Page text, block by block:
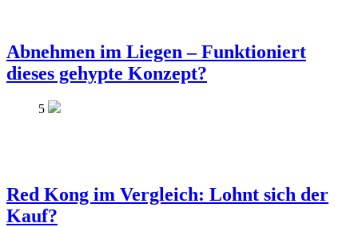
Abnehmen im Liegen – Funktioniert
dieses gehypte Konzept?
5
Red Kong im Vergleich: Lohnt sich der
Kauf?